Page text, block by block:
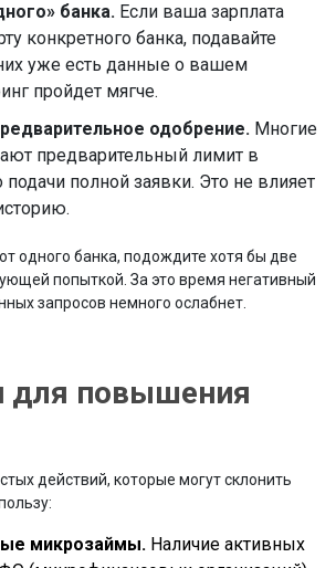
банка. Если ваша зарплата
конкретного банка, подавайте
уже есть данные о вашем
пройдет мягче.
одобрение. Многие
предварительный лимит в
полной заявки. Это не влияет
одного банка, подождите хотя бы две
попыткой. За это время негативный
запросов немного ослабнет.
для повышения
действий, которые могут склонить
микрозаймы. Наличие активных